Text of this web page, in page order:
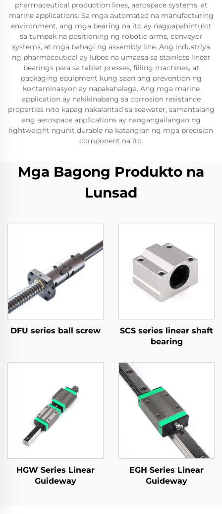
pharmaceutical production lines, aerospace systems, at
marine applications. Sa mga automated na manufacturing
environment, ang mga bearing na ito ay nagpapahintulot
sa tumpak na positioning ng robotic arms, conveyor
systems, at mga bahagi ng assembly line. Ang industriya
ng pharmaceutical ay lubos na umaasa sa stainless linear
bearings para sa tablet presses, filling machines, at
packaging equipment kung saan ang prevention ng
kontaminasyon ay napakahalaga. Ang mga marine
application ay nakikinabang sa corrosion resistance
properties nito kapag nakalantad sa seawater, samantalang
ang aerospace applications ay nangangailangan ng
lightweight ngunit durable na katangian ng mga precision
component na ito.
Mga Bagong Produkto na
Lunsad
DFU series ball screw
SCS series linear shaft
bearing
HGW Series Linear
Guideway
EGH Series Linear
Guideway